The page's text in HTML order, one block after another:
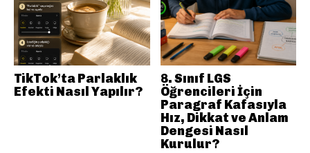
TikTok’ta Parlaklık
Efekti Nasıl Yapılır?
8. Sınıf LGS
Öğrencileri İçin
Paragraf Kafasıyla
Hız, Dikkat ve Anlam
Dengesi Nasıl
Kurulur?